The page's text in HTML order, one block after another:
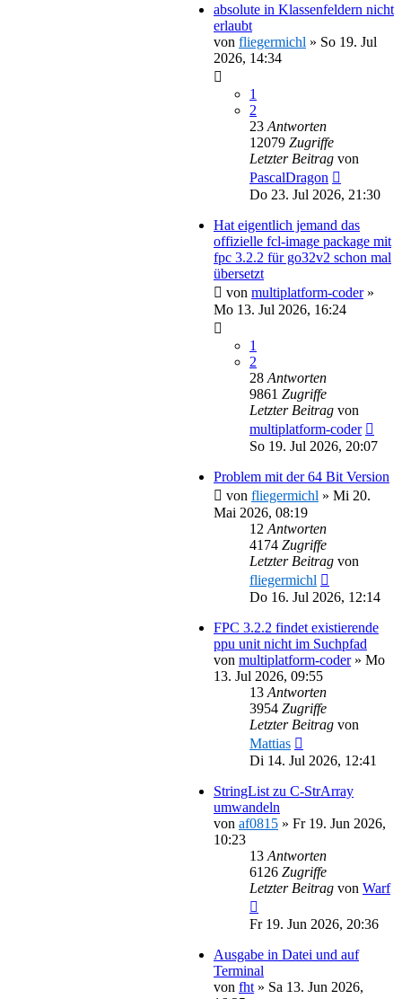
absolute in Klassenfeldern nicht
erlaubt
von fliegermichl » So 19. Jul
2026, 14:34
1
2
23 Antworten
12079 Zugriffe
Letzter Beitrag von
PascalDragon
Do 23. Jul 2026, 21:30
Hat eigentlich jemand das
offizielle fcl-image package mit
fpc 3.2.2 für go32v2 schon mal
übersetzt
von multiplatform-coder»
Mo 13. Jul 2026, 16:24
1
2
28 Antworten
9861 Zugriffe
Letzter Beitrag von
multiplatform-coder
So 19. Jul 2026, 20:07
Problem mit der 64 Bit Version
von fliegermichl » Mi 20.
Mai 2026, 08:19
12 Antworten
4174 Zugriffe
Letzter Beitrag von
fliegermichl
Do 16. Jul 2026, 12:14
FPC 3.2.2 findet existierende
ppu unit nicht im Suchpfad
von multiplatform-coder» Mo
13. Jul 2026, 09:55
13 Antworten
3954 Zugriffe
Letzter Beitrag von
Mattias
Di 14. Jul 2026, 12:41
StringList zu C-StrArray
umwandeln
von af0815 » Fr 19. Jun 2026,
10:23
13 Antworten
6126 Zugriffe
Letzter Beitrag von Warf
Fr 19. Jun 2026, 20:36
Ausgabe in Datei und auf
Terminal
von fht » Sa 13. Jun 2026,